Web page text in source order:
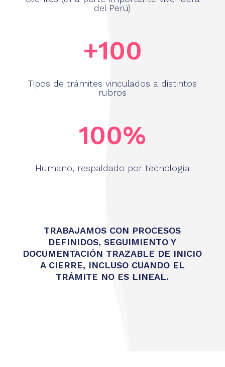
del Perú)
+100
Tipos de trámites vinculados a distintos
rubros
100%
Humano, respaldado por tecnología
TRABAJAMOS CON PROCESOS
DEFINIDOS, SEGUIMIENTO Y
DOCUMENTACIÓN TRAZABLE DE INICIO
A CIERRE, INCLUSO CUANDO EL
TRÁMITE NO ES LINEAL.